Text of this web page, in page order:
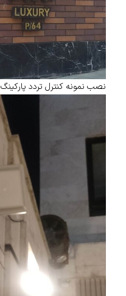
نصب نمونه کنترل تردد پارکینگ SH40P-UHF5